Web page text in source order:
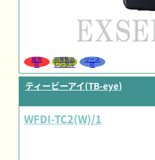
販売
可
同等製品
レンタル
リース
可
ティービーアイ(TB-eye)
WFDI-TC2(W)/1